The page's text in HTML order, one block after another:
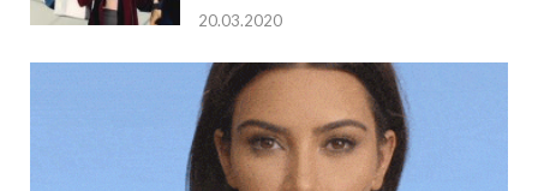
20.03.2020